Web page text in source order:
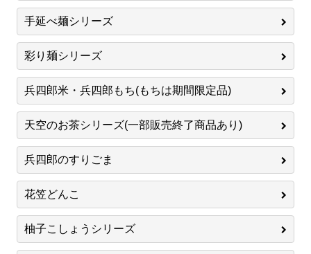
手延べ麺シリーズ
彩り麺シリーズ
兵四郎米・兵四郎もち(もちは期間限定品)
天空のお茶シリーズ(一部販売終了商品あり)
兵四郎のすりごま
花笠どんこ
柚子こしょうシリーズ